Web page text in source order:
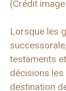
(Crédit
Lorsque les
testaments
décisions
destination